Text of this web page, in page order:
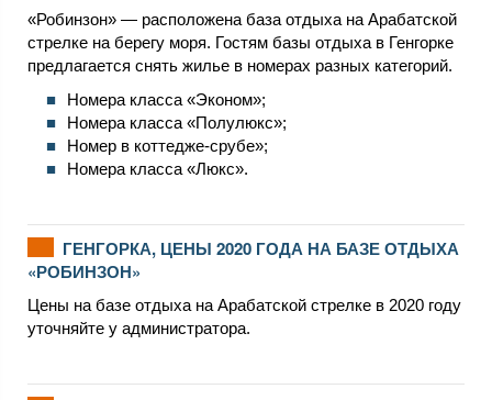
«Робинзон» — расположена база отдыха на Арабатской
стрелке на берегу моря. Гостям базы отдыха в Генгорке
предлагается снять жилье в номерах разных категорий.
Номера класса «Эконом»;
Номера класса «Полулюкс»;
Номер в коттедже-срубе»;
Номера класса «Люкс».
ГЕНГОРКА, ЦЕНЫ 2020 ГОДА НА БАЗЕ ОТДЫХА
«РОБИНЗОН»
Цены на базе отдыха на Арабатской стрелке в 2020 году
уточняйте у администратора.